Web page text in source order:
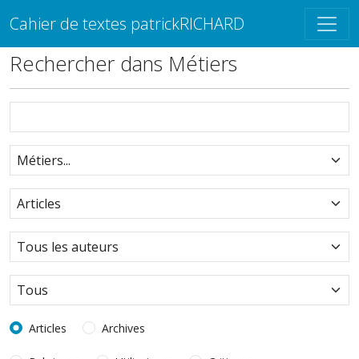
Cahier de textes patrickRICHARD
Rechercher dans Métiers
Articles Archives